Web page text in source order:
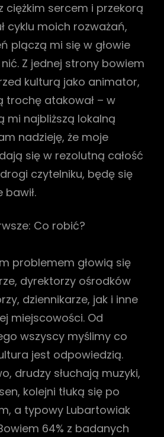
ciężkim sercem i przekorą
cyklu moich rozważań,
plączą mi się w głowie
Z jednej strony bowiem
kulturą jako animator,
trochę atakował – w
mi najbliższą lokalną
nadzieję, że moje
się w rezolutną całość
czytelniku, będę się
Co robić?
problemem głowią się
dyrektorzy ośrodków
dziennikarze, jak i inne
miejscowości. Od
wszyscy myślimy co
jest odpowiedzią.
drudzy słuchają muzyki,
kolejni tłuką się po
a typowy Lubartowiak
64% z badanych